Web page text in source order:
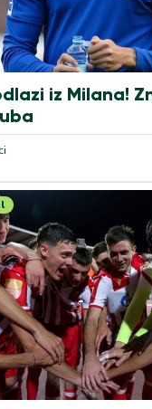
iz Milana!